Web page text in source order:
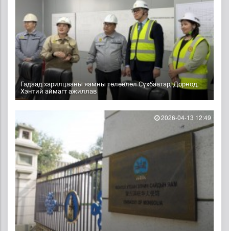
Гадаад харилцааны яамны төлөөлөл Сүхбаатар, Дорнод,
Хэнтий аймагт ажиллав
2026-04-13 12:49